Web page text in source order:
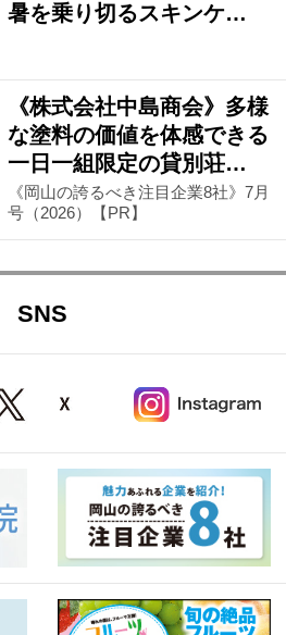
暑を乗り切るスキンケ…
《株式会社中島商会》多様
な塗料の価値を体感できる
一日一組限定の貸別荘…
《岡山の誇るべき注目企業8社》7月
号（2026）【PR】
SNS